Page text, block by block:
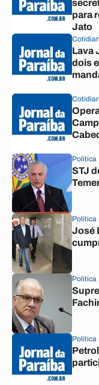
para
Jato
Lava
dois
Política
STJ
Política
José
Política
Política